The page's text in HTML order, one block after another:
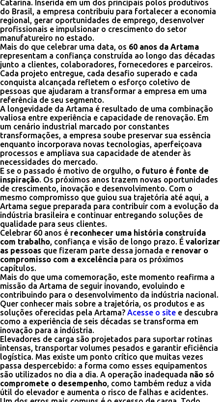
Catarina. Inserida em um dos principais polos produtivos
do Brasil, a empresa contribuiu para fortalecer a economia
regional, gerar oportunidades de emprego, desenvolver
profissionais e impulsionar o crescimento do setor
manufatureiro no estado.
Mais do que celebrar uma data, os 60 anos da Artama
representam a confiança construída ao longo das décadas
junto a clientes, colaboradores, fornecedores e parceiros.
Cada projeto entregue, cada desafio superado e cada
conquista alcançada refletem o esforço coletivo de
pessoas que ajudaram a transformar a empresa em uma
referência de seu segmento.
A longevidade da Artama é resultado de uma combinação
valiosa entre experiência e capacidade de renovação. Em
um cenário industrial marcado por constantes
transformações, a empresa soube preservar sua essência
enquanto incorporava novas tecnologias, aperfeiçoava
processos e ampliava sua capacidade de atender às
necessidades do mercado.
E se o passado é motivo de orgulho, o futuro é fonte de
inspiração. Os próximos anos trazem novas oportunidades
de crescimento, inovação e desenvolvimento. Com o
mesmo compromisso que guiou sua trajetória até aqui, a
Artama segue preparada para contribuir com a evolução da
indústria brasileira e continuar entregando soluções de
qualidade para seus clientes.
Celebrar 60 anos é reconhecer uma história construída
com trabalho, confiança e visão de longo prazo. É valorizar
as pessoas que fizeram parte dessa jornada e renovar o
compromisso com a excelência para os próximos
capítulos.
Mais do que uma comemoração, este momento reafirma a
missão da Artama de seguir inovando, evoluindo e
contribuindo para o desenvolvimento da indústria nacional.
Quer conhecer mais sobre a trajetória, os produtos e as
soluções oferecidas pela Artama? Acesse o site e descubra
como a experiência de seis décadas se transforma em
inovação para a indústria.
Elevadores de carga são projetados para suportar rotinas
intensas, transportar volumes pesados e garantir eficiência
logística. Mas existe um ponto crítico que muitas vezes
passa despercebido: a forma como esses equipamentos
são utilizados no dia a dia. A operação inadequada não só
compromete o desempenho, como também reduz a vida
útil do elevador e aumenta o risco de falhas e acidentes.